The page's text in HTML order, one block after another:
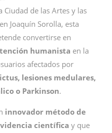
Ciudad de las Artes y las
Joaquín Sorolla, esta
convertirse en
humanista en la
afectados por
ictus, lesiones medulares,
o Parkinson.
innovador método de
científica y que